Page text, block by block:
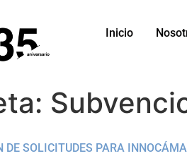
Inicio
DE SOLICITUDES PARA